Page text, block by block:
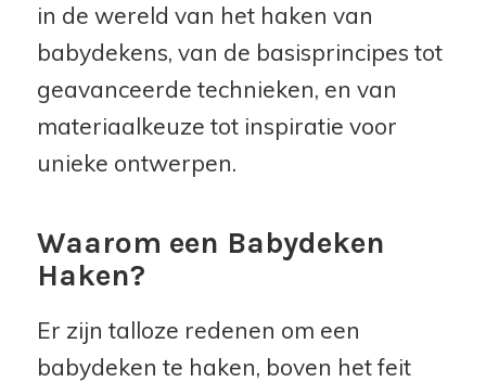
in de wereld van het haken van
babydekens, van de basisprincipes tot
geavanceerde technieken, en van
materiaalkeuze tot inspiratie voor
unieke ontwerpen.
Waarom een Babydeken
Haken?
Er zijn talloze redenen om een
babydeken te haken, boven het feit